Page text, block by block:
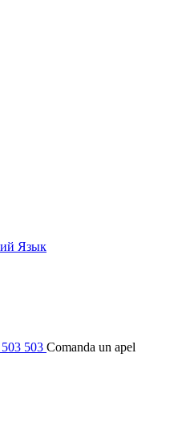
503 Comanda un apel